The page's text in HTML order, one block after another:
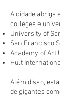
A cidade abriga
colleges e
University of
San Francisco
Academy of Art
Hult
Além disso,
de gigantes